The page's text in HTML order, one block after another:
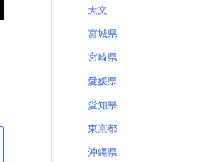
天文
宮城県
宮崎県
愛媛県
愛知県
東京都
沖縄県